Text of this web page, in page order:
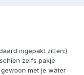
ingepakt zitten:)
zelfs pakje
met je water